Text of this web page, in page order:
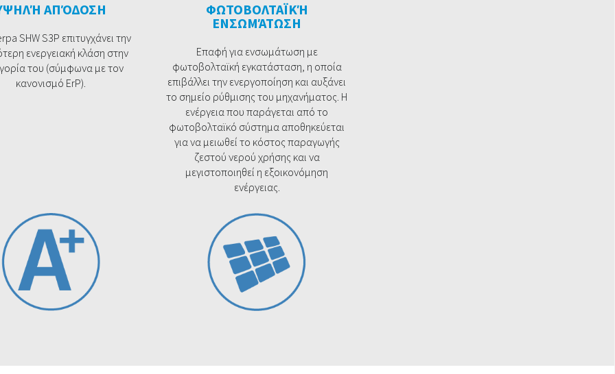
ΑΠΌΔΟΣΗ
SHW S3P επιτυγχάνει την
ενεργειακή κλάση στην
του (σύμφωνα με τον
κανονισμό ErP).
ΦΩΤΟΒΟΛΤΑΪΚΉ
ΕΝΣΩΜΆΤΩΣΗ
Επαφή για ενσωμάτωση με
φωτοβολταϊκή εγκατάσταση, η οποία
επιβάλλει την ενεργοποίηση και αυξάνει
το σημείο ρύθμισης του μηχανήματος. Η
ενέργεια που παράγεται από το
φωτοβολταϊκό σύστημα αποθηκεύεται
για να μειωθεί το κόστος παραγωγής
ζεστού νερού χρήσης και να
μεγιστοποιηθεί η εξοικονόμηση
ενέργειας.